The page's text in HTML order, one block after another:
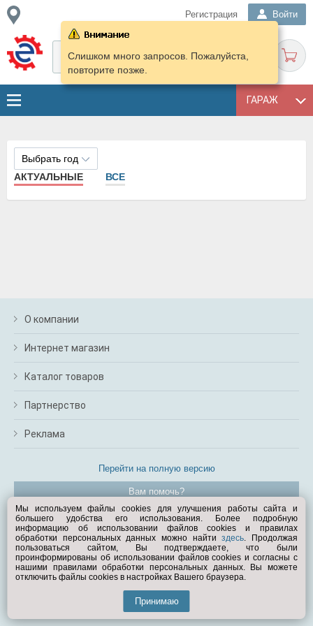
Регистрация Войти
ГАРАЖ
Слишком много запросов. Пожалуйста,
повторите позже.
Выбрать год
АКТУАЛЬНЫЕ
ВСЕ
О компании
Интернет магазин
Каталог товаров
Партнерство
Реклама
Перейти на полную версию
Вам помочь?
© Exist.ru 1998—2026
Мы используем файлы cookies для улучшения работы сайта и
большего удобства его использования. Более подробную
информацию об использовании файлов cookies и правилах
обработки персональных данных можно найтиздесь. Продолжая
пользоваться сайтом, Вы подтверждаете, что были
проинформированы об использовании файлов cookies и согласны с
нашими правилами обработки персональных данных. Вы можете
отключить файлы cookies в настройках Вашего браузера.
Принимаю